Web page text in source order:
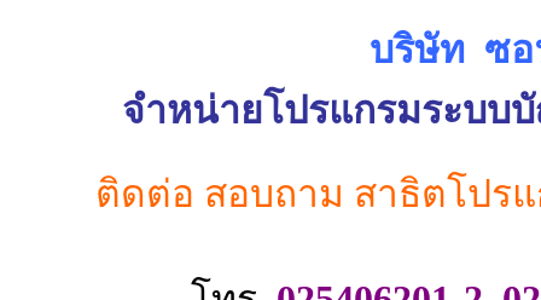
บริษัท ซ
จำหน่ายโปรแกรมระบ
ติดต่อ สอบถาม สาธิตโปร